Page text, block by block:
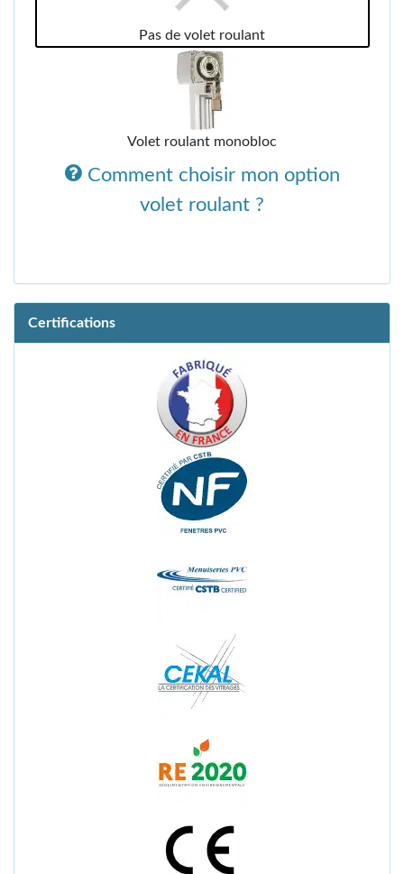
Pas de volet roulant
Volet roulant monobloc
Comment choisir mon option
volet roulant ?
Certifications